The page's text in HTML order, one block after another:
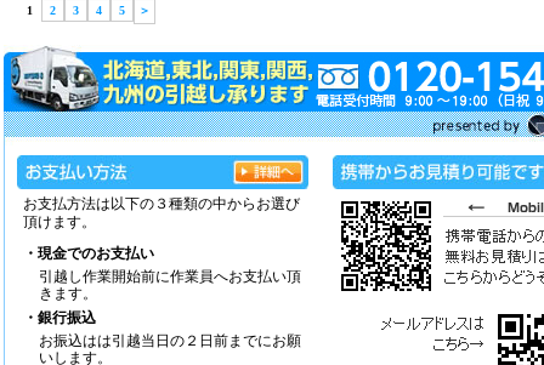
1 2 3 4 5 ＞
お支払方法は以下の３種類の中からお選び
頂けます。
・現金でのお支払い
引越し作業開始前に作業員へお支払い頂
きます。
・銀行振込
お振込はは引越当日の２日前までにお願
いします。